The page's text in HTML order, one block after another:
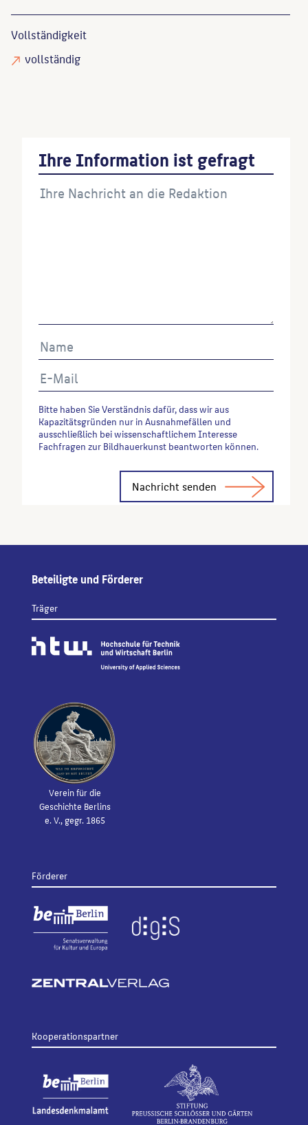
Vollständigkeit
vollständig
Ihre Information ist gefragt
Bitte haben Sie Verständnis dafür, dass wir aus
Kapazitätsgründen nur in Ausnahmefällen und
ausschließlich bei wissenschaftlichem Interesse
Fachfragen zur Bildhauerkunst beantworten können.
Beteiligte und Förderer
Träger
Verein für die
Geschichte Berlins
e. V., gegr. 1865
Förderer
Kooperationspartner